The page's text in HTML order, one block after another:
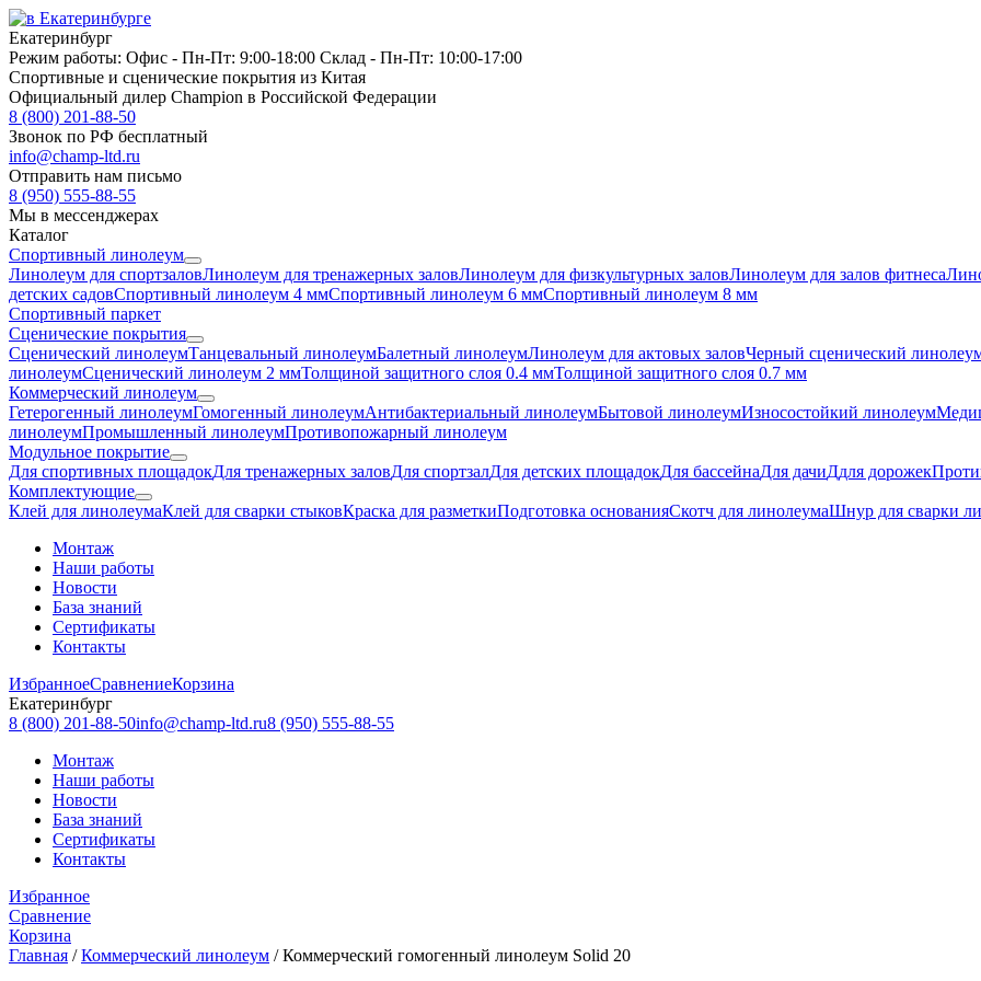
Екатеринбург
Режим работы: Офис - Пн-Пт: 9:00-18:00 Склад - Пн-Пт: 10:00-17:00
Спортивные и сценические покрытия из Китая
Официальный дилер Champion в Российской Федерации
8 (800) 201-88-50
Звонок по РФ бесплатный
info@champ-ltd.ru
Отправить нам письмо
8 (950) 555-88-55
Мы в мессенджерах
Каталог
Спортивный линолеум
Линолеум для спортзаловЛинолеум для тренажерных заловЛинолеум для физкультурных заловЛинолеум для залов фитнеса
детских садовСпортивный линолеум 4 ммСпортивный линолеум 6 ммСпортивный линолеум 8 мм
Спортивный паркет
Сценические покрытия
Сценический линолеумТанцевальный линолеумБалетный линолеумЛинолеум для актовых заловЧерный сценический
линолеумСценический линолеум 2 ммТолщиной защитного слоя 0.4 ммТолщиной защитного слоя 0.7 мм
Коммерческий линолеум
Гетерогенный линолеумГомогенный линолеумАнтибактериальный линолеумБытовой линолеумИзносостойкий линолеум
линолеумПромышленный линолеумПротивопожарный линолеум
Модульное покрытие
Для спортивных площадокДля тренажерных заловДля спортзалДля детских площадокДля бассейнаДля дачиДдля дорожек
Комплектующие
Клей для линолеумаКлей для сварки стыковКраска для разметкиПодготовка основанияСкотч для линолеумаШнур для сварки
Монтаж
Наши работы
Новости
База знаний
Сертификаты
Контакты
ИзбранноеСравнениеКорзина
Екатеринбург
8 (800) 201-88-50info@champ-ltd.ru8 (950) 555-88-55
Монтаж
Наши работы
Новости
База знаний
Сертификаты
Контакты
Избранное
Сравнение
Корзина
Главная /Коммерческий линолеум /Коммерческий гомогенный линолеум Solid 20